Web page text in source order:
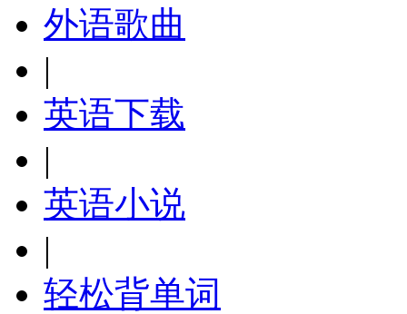
外语歌曲
|
英语下载
|
英语小说
|
轻松背单词